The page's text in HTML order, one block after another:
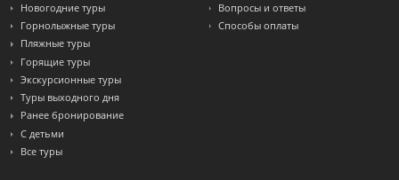
Новогодние туры
Горнолыжные туры
Пляжные туры
Горящие туры
Экскурсионные туры
Туры выходного дня
Ранее бронирование
С детьми
Все туры
Вопросы и ответы
Способы оплаты